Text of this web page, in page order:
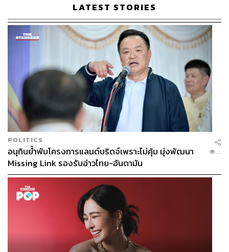
คำเตือน:
ผลิตภัณฑ์นี้เหมาะสำหรับผู้ลงทุนรายใหญ่ ที่ต้องการ
เพิ่มผลตอบแทนที่สูงกว่าเงินฝากและตราสารหนี้ทั่วไป
เมื่อถึงวันครบกำหนดอายุตราสาร ผู้ลงทุนมีโอกาสได้
รับคืนเฉพาะเงินต้น ในกรณีที่วันกำหนดราคาปัจจัย
อ้างอิง แล้วดัชนี SET50 ปรับตัวลงต่ำกว่าหรือเท่ากับ
Strike Price (Worst Case Scenario)
ผู้ลงทุนมีความเสี่ยงที่จะไม่ได้รับอัตราผลตอบแทน หรือ
ได้รับอัตราผลตอบแทนที่ไม่แน่นอน ทั้งนี้ ขึ้นอยู่กับการ
เปลี่ยนแปลงของดัชนี SET50 ตามเงื่อนไขการลงทุน
การลงทุนมีอายุ 1 ปี และผู้ลงทุนไม่สามารถขายคืน
หรือไถ่ถอนก่อนครบกำหนดได้
ผู้ลงทุนต้องศึกษาและทำความเข้าใจรายละเอียดเกี่ยว
กับลักษณะหุ้นกู้ที่มีอนุพันธ์แฝง เงื่อนไขผลตอบแทน
วิเคราะห์ความเสี่ยงและความสามารถในการชำระหนี้
ของผู้ออกหุ้นกู้ที่มีอนุพันธ์แฝงอย่างถี่ถ้วน ก่อนตัดสินใจ
LATEST STORIES
POLITICS
อนุทินย้ำพับโครงการแลนด์บริดจ์เพราะไม่คุ้ม มุ่งพัฒนา
Missing Link รองรับอ่าวไทย-อันดามัน
...